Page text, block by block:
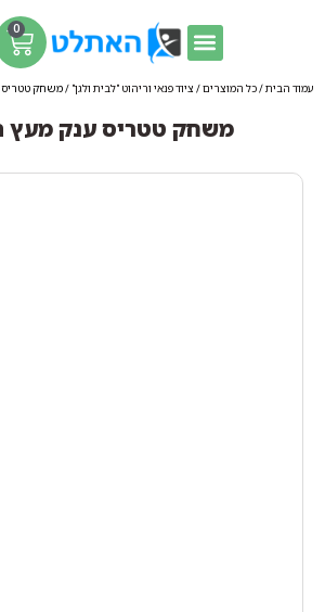
0
עמוד הבית/כל המוצרים/ ציוד פנאי וריהוט "לבית ולגן" / משחק טטריס
משחק טטריס ענק מעץ